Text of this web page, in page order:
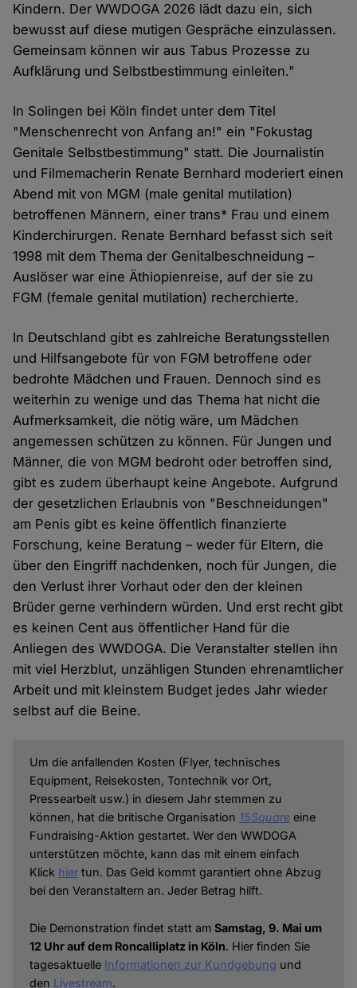
Kindern. Der WWDOGA 2026 lädt dazu ein, sich
bewusst auf diese mutigen Gespräche einzulassen.
Gemeinsam können wir aus Tabus Prozesse zu
Aufklärung und Selbstbestimmung einleiten."
In Solingen bei Köln findet unter dem Titel
"Menschenrecht von Anfang an!" ein "Fokustag
Genitale Selbstbestimmung" statt. Die Journalistin
und Filmemacherin Renate Bernhard moderiert einen
Abend mit von MGM (male genital mutilation)
betroffenen Männern, einer trans* Frau und einem
Kinderchirurgen. Renate Bernhard befasst sich seit
1998 mit dem Thema der Genitalbeschneidung –
Auslöser war eine Äthiopienreise, auf der sie zu
FGM (female genital mutilation) recherchierte.
In Deutschland gibt es zahlreiche Beratungsstellen
und Hilfsangebote für von FGM betroffene oder
bedrohte Mädchen und Frauen. Dennoch sind es
weiterhin zu wenige und das Thema hat nicht die
Aufmerksamkeit, die nötig wäre, um Mädchen
angemessen schützen zu können. Für Jungen und
Männer, die von MGM bedroht oder betroffen sind,
gibt es zudem überhaupt keine Angebote. Aufgrund
der gesetzlichen Erlaubnis von "Beschneidungen"
am Penis gibt es keine öffentlich finanzierte
Forschung, keine Beratung – weder für Eltern, die
über den Eingriff nachdenken, noch für Jungen, die
den Verlust ihrer Vorhaut oder den der kleinen
Brüder gerne verhindern würden. Und erst recht gibt
es keinen Cent aus öffentlicher Hand für die
Anliegen des WWDOGA. Die Veranstalter stellen ihn
mit viel Herzblut, unzähligen Stunden ehrenamtlicher
Arbeit und mit kleinstem Budget jedes Jahr wieder
selbst auf die Beine.
Um die anfallenden Kosten (Flyer, technisches
Equipment, Reisekosten, Tontechnik vor Ort,
Pressearbeit usw.) in diesem Jahr stemmen zu
können, hat die britische Organisation 15Squareeine
Fundraising-Aktion gestartet. Wer den WWDOGA
unterstützen möchte, kann das mit einem einfach
Klick hiertun. Das Geld kommt garantiert ohne Abzug
bei den Veranstaltern an. Jeder Betrag hilft.
Die Demonstration findet statt am Samstag, 9. Mai um
12 Uhr auf dem Roncalliplatz in Köln. Hier finden Sie
tagesaktuelle Informationen zur Kundgebung und
den Livestream.